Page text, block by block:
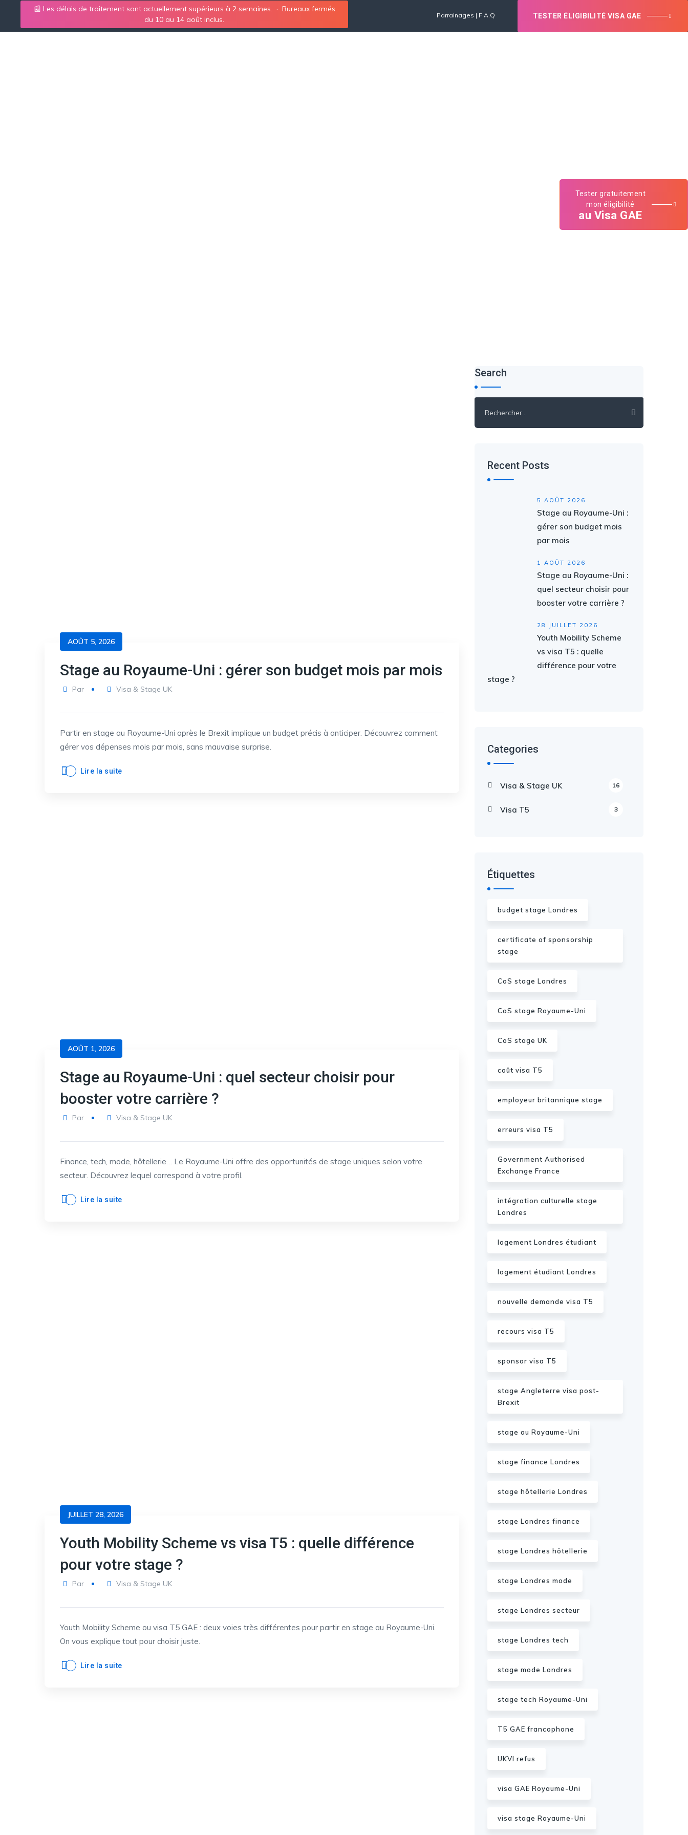
Tester gratuitement
mon éligibilité
au Visa GAE
📰 Les délais de traitement sont actuellement supérieurs à 2 semaines. · Bureaux fermés
du 10 au 14 août inclus.
Parrainages | F.A.Q TESTER ÉLIGIBILITÉ VISA GAE
AOÛT 5, 2026
Stage au Royaume-Uni : gérer son budget mois par mois
Par Visa & Stage UK
Partir en stage au Royaume-Uni après le Brexit implique un budget précis à anticiper. Découvrez comment
gérer vos dépenses mois par mois, sans mauvaise surprise.
Lire la suite
AOÛT 1, 2026
Stage au Royaume-Uni : quel secteur choisir pour
booster votre carrière ?
Par Visa & Stage UK
Finance, tech, mode, hôtellerie… Le Royaume-Uni offre des opportunités de stage uniques selon votre
secteur. Découvrez lequel correspond à votre profil.
Lire la suite
JUILLET 28, 2026
Youth Mobility Scheme vs visa T5 : quelle différence
pour votre stage ?
Par Visa & Stage UK
Youth Mobility Scheme ou visa T5 GAE : deux voies très différentes pour partir en stage au Royaume-Uni.
On vous explique tout pour choisir juste.
Lire la suite
Search
Recent Posts
5 AOÛT 2026
Stage au Royaume-Uni :
gérer son budget mois
par mois
1 AOÛT 2026
Stage au Royaume-Uni :
quel secteur choisir pour
booster votre carrière ?
28 JUILLET 2026
Youth Mobility Scheme
vs visa T5 : quelle
différence pour votre
stage ?
Categories
Visa & Stage UK 16
Visa T5 3
Étiquettes
budget stage Londres
certificate of sponsorship
stage
CoS stage Londres
CoS stage Royaume-Uni
CoS stage UK
coût visa T5
employeur britannique stage
erreurs visa T5
Government Authorised
Exchange France
intégration culturelle stage
Londres
logement Londres étudiant
logement étudiant Londres
nouvelle demande visa T5
recours visa T5
sponsor visa T5
stage Angleterre visa post-
Brexit
stage au Royaume-Uni
stage finance Londres
stage hôtellerie Londres
stage Londres finance
stage Londres hôtellerie
stage Londres mode
stage Londres secteur
stage Londres tech
stage mode Londres
stage tech Royaume-Uni
T5 GAE francophone
UKVI refus
visa GAE Royaume-Uni
visa stage Royaume-Uni